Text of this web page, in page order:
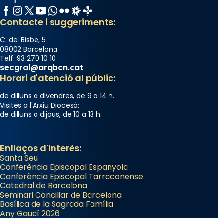
concelebrat el bisbe auxiliar de Barcelona,
Mons. David Abadías.
Photo
View on Facebook
Arquebisbat de Barcelona
2 weeks ago
Memòria de les santes Juliana i
Acompanyant la història de sant Cugat, a
partir de l’Edat Mitjana sorgeix la tradició
que les santes Juliana (“relatiu a Júlia”) i
Semproniana (“relatiu a Semprònia =
eterna”) són deixebles seves. I l’any 1667, el
frare Joan Gaspar Roig, afirma en una obra
Facebook
Instagram
X / Twitter
YouTube
WhatsApp
FlickrRadio Estel
Catalunya Cristiana
Contacte i suggeriments:
C. del Bisbe, 5
08002 Barcelona
Telf. 93 270 10 10
secgral@arqbcn.cat
Horari d'atenció al públic:
de dilluns a divendres, de 9 a 14 h.
Visites a l'Arxiu Diocesà:
de dilluns a dijous, de 10 a 13 h.
Enllaços d'interès:
Santa Seu
Conferència Episcopal Espanyola
Conferència Episcopal Tarraconense
Catedral de Barcelona
Seminari Conciliar de Barcelona
Basílica de la Sagrada Família
Any Gaudí 2026